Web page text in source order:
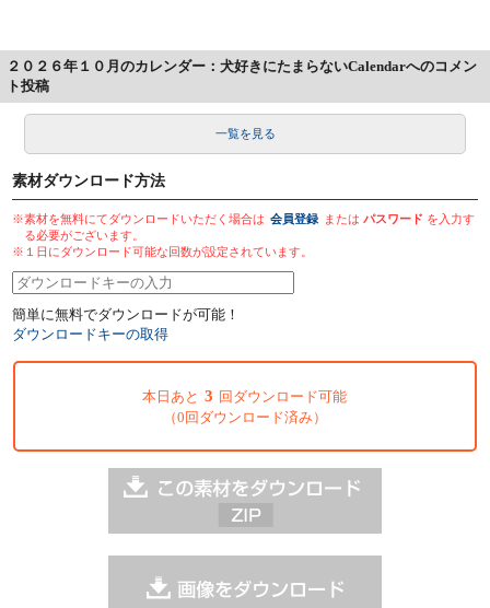
２０２６年１０月のカレンダー：犬好きにたまらないCalendarへのコメン
ト投稿
一覧を見る
素材ダウンロード方法
※素材を無料にてダウンロードいただく場合は 会員登録 またはパスワード を入力す
る必要がございます。
※１日にダウンロード可能な回数が設定されています。
簡単に無料でダウンロードが可能！
ダウンロードキーの取得
本日あと 3 回ダウンロード可能
（0回ダウンロード済み）